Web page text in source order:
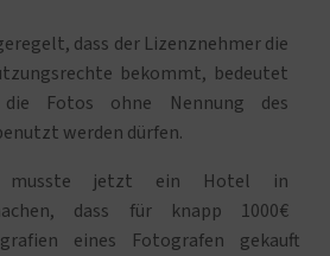
dass der Lizenznehmer die
bekommt, bedeutet
Fotos ohne Nennung des
werden dürfen.
musste jetzt ein Hotel in
dass für knapp 1000€
eines Fotografen gekauft